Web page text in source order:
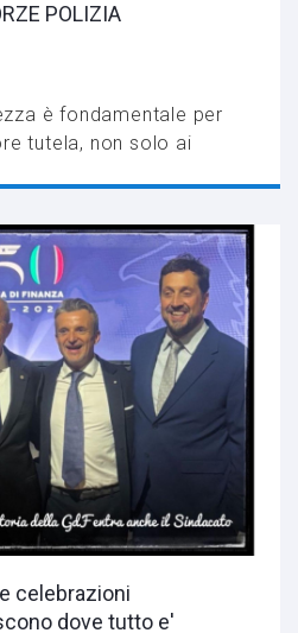
POLIZIA
è fondamentale per
tutela, non solo ai
celebrazioni
dove tutto e'